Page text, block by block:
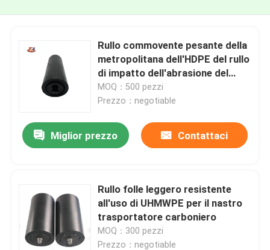
Rullo commovente pesante della
metropolitana dell'HDPE del rullo
di impatto dell'abrasione del
trasportatore resistente del
polimero
MOQ：500 pezzi
Prezzo：negotiable
Miglior prezzo Contattaci
Rullo folle leggero resistente
all'uso di UHMWPE per il nastro
trasportatore carboniero
MOQ：300 pezzi
Prezzo：negotiable